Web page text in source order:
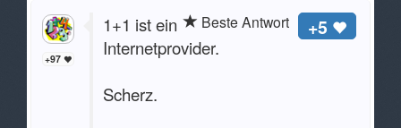
+97
+5
Beste Antwort
1+1 ist ein
Internetprovider.
Scherz.